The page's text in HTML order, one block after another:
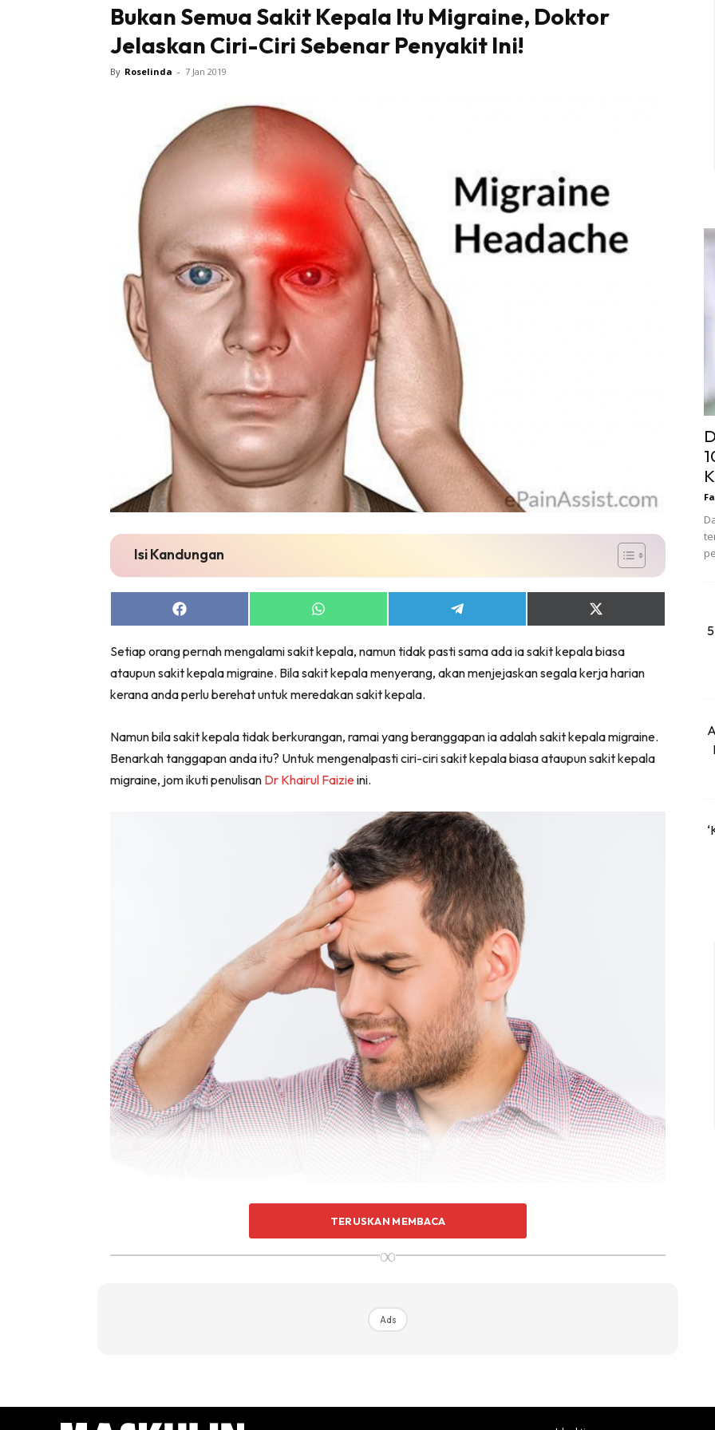
Bukan Semua Sakit Kepala Itu Migraine, Doktor
Jelaskan Ciri-Ciri Sebenar Penyakit Ini!
By Roselinda - 7 Jan 2019
Isi Kandungan
Share
on
Share
on
Share
on
Share
on
(Twitter)
Setiap orang pernah mengalami sakit kepala, namun tidak pasti sama ada ia sakit kepala biasa
ataupun sakit kepala migraine. Bila sakit kepala menyerang, akan menjejaskan segala kerja harian
kerana anda perlu berehat untuk meredakan sakit kepala.
Namun bila sakit kepala tidak berkurangan, ramai yang beranggapan ia adalah sakit kepala migraine.
Benarkah tanggapan anda itu? Untuk mengenalpasti ciri-ciri sakit kepala biasa ataupun sakit kepala
migraine, jom ikuti penulisan Dr Khairul Faizieini.
Ada ramai patient yang datang dengan aduan “saya migraine”. Tapi bukan semua yang kata dia
ada migraine tu, sebenarnya hidapi migraine. Bukan semua sakit kepala itu migraine. Jadi jangan
buat kesimpulan sendiri jika anda sakit kepala. Ada 1001 diagnosis lain dari brain tumour,
kuat atau sangat kuat (bukan sakit kepala biasa, sikit-sikit)
TERUSKAN MEMBACA
∞
Ads